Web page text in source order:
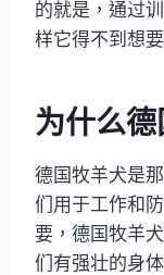
的就是，通过
样它得不到想
为什么
德国牧羊犬是
们用于工作和
要，德国牧羊
们有强壮的身